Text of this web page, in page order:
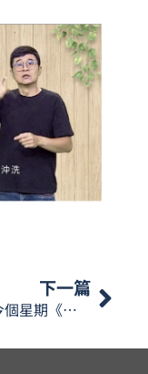
下一篇
今個星期《心靈手語》嘅主題係”國慶節”，一齊睇下相關嘅手語啦。